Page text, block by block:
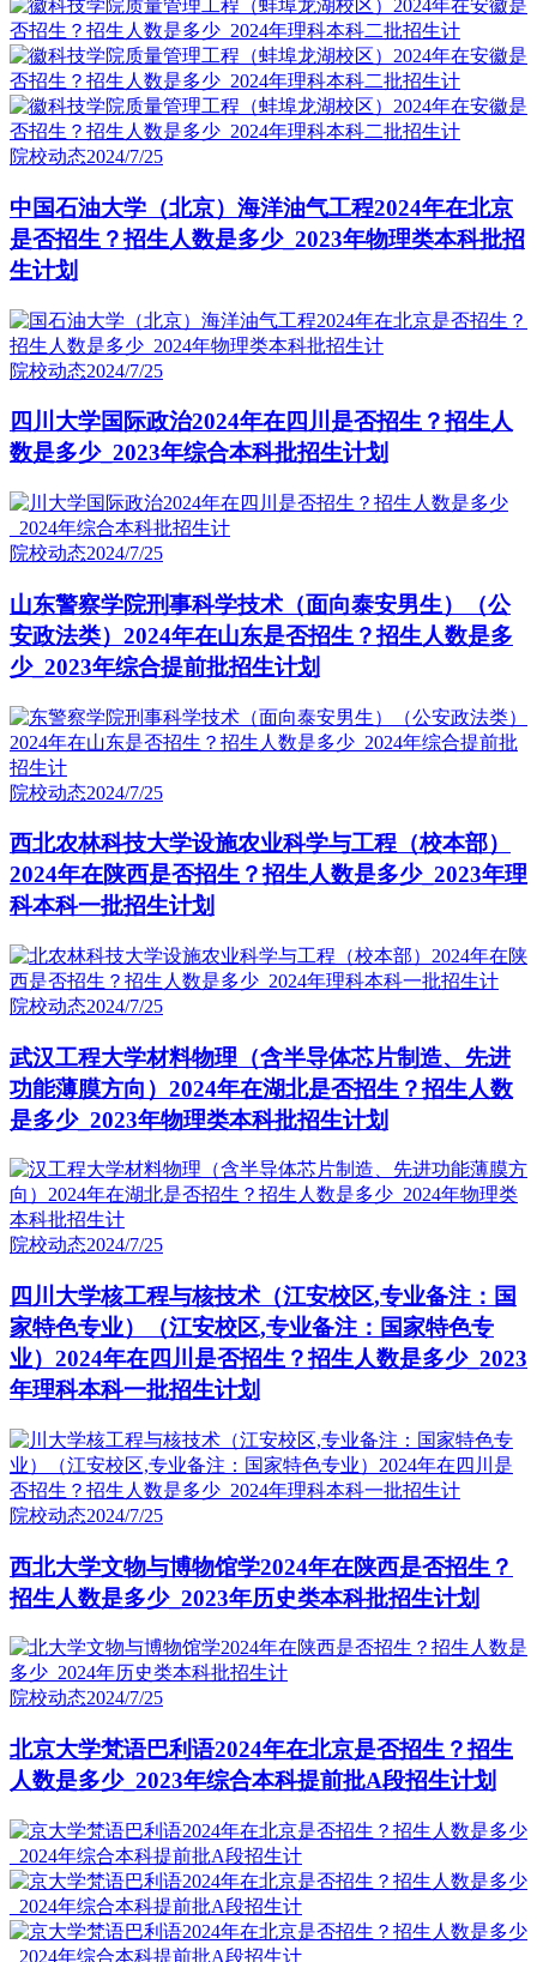
院校动态2024/7/25
中国石油大学（北京）海洋油气工程2024年在北京
是否招生？招生人数是多少_2023年物理类本科批招
生计划
院校动态2024/7/25
四川大学国际政治2024年在四川是否招生？招生人
数是多少_2023年综合本科批招生计划
院校动态2024/7/25
山东警察学院刑事科学技术（面向泰安男生）（公
安政法类）2024年在山东是否招生？招生人数是多
少_2023年综合提前批招生计划
院校动态2024/7/25
西北农林科技大学设施农业科学与工程（校本部）
2024年在陕西是否招生？招生人数是多少_2023年理
科本科一批招生计划
院校动态2024/7/25
武汉工程大学材料物理（含半导体芯片制造、先进
功能薄膜方向）2024年在湖北是否招生？招生人数
是多少_2023年物理类本科批招生计划
院校动态2024/7/25
四川大学核工程与核技术（江安校区,专业备注：国
家特色专业）（江安校区,专业备注：国家特色专
业）2024年在四川是否招生？招生人数是多少_2023
年理科本科一批招生计划
院校动态2024/7/25
西北大学文物与博物馆学2024年在陕西是否招生？
招生人数是多少_2023年历史类本科批招生计划
院校动态2024/7/25
北京大学梵语巴利语2024年在北京是否招生？招生
人数是多少_2023年综合本科提前批A段招生计划